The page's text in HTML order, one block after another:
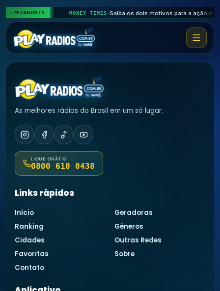
♩
♭
ECONOMIA MONEY TIMES•
As melhores rádios do Brasil em um só lugar.
LIGUE GRÁTIS
0800 610 0438
Links rápidos
Início
Geradoras
Ranking
Gêneros
Cidades
Outras Redes
Favoritas
Sobre
Contato